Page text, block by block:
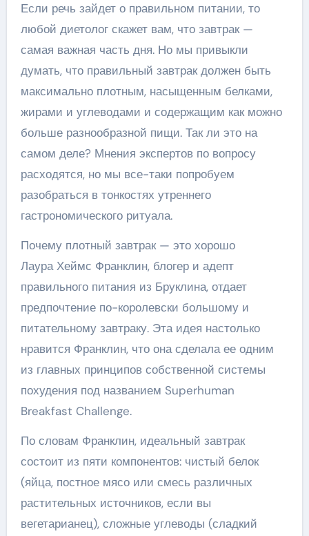
Если речь зайдет о правильном питании, то
любой диетолог скажет вам, что завтрак —
самая важная часть дня. Но мы привыкли
думать, что правильный завтрак должен быть
максимально плотным, насыщенным белками,
жирами и углеводами и содержащим как можно
больше разнообразной пищи. Так ли это на
самом деле? Мнения экспертов по вопросу
расходятся, но мы все-таки попробуем
разобраться в тонкостях утреннего
гастрономического ритуала.
Почему плотный завтрак — это хорошо
Лаура Хеймс Франклин, блогер и адепт
правильного питания из Бруклина, отдает
предпочтение по-королевски большому и
питательному завтраку. Эта идея настолько
нравится Франклин, что она сделала ее одним
из главных принципов собственной системы
похудения под названием Superhuman
Breakfast Challenge.
По словам Франклин, идеальный завтрак
состоит из пяти компонентов: чистый белок
(яйца, постное мясо или смесь различных
растительных источников, если вы
вегетарианец), сложные углеводы (сладкий